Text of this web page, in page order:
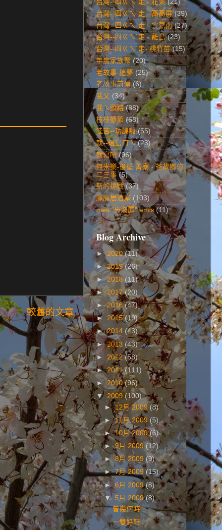
較舊的文章
台灣--四ㄍㄟˋ走 - 花東 (21)
台灣--四ㄍㄟˋ走 - 高高屏 (39)
台灣--四ㄍㄟˋ走 - 雲嘉南 (27)
台灣--四ㄍㄟˋ走 - 離島 (23)
台灣--四ㄍㄟˋ走- 桃竹苗 (15)
年度家族聚 (20)
老故事-追夢 (25)
老故事前傳 (6)
我父 (34)
我ㄟ頭路 (88)
枝枝節節 (68)
哇苦--功課啦 (55)
就--環島ㄇㄟ (23)
就寫吧 (96)
無米樂-後壁 菁寮 - 爸故鄉的
二三事 (5)
新的挑戰 (37)
靡靡居酒屋 (103)
mes "ㄞ淑麗" amis (11)
Blog Archive
► 2020(11)
►2019(26)
►2018 (11)
►2017(20)
►2016(47)
► 2015(19)
►2014 (43)
►2013 (43)
► 2012(58)
►2011(111)
► 2010(96)
▼ 2009(100)
►12月 2009 (8)
►11月 2009 (5)
►10月 2009(6)
►9月 2009 (12)
► 8月 2009 (9)
►7月 2009 (15)
►6月 2009(8)
▼ 5月 2009(8)
曾幾何時
一雙好鞋